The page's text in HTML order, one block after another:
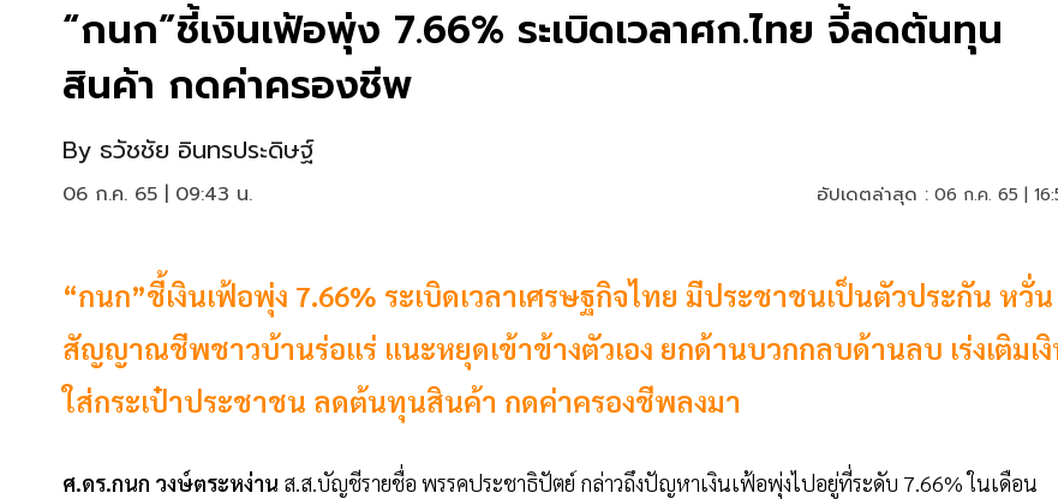
“กนก”ชี้เงินเฟ้อพุ่ง 7.66% ระเบิดเวลาศก.ไทย จี้ลดต้นทุน
สินค้า กดค่าครองชีพ
By ธวัชชัย อินทรประดิษฐ์
06 ก.ค. 65 | 09:43 น. อัปเดตล่าสุด : 06 ก.ค. 65 |
“กนก”ชี้เงินเฟ้อพุ่ง 7.66% ระเบิดเวลาเศรษฐกิจไทย มีประชาชนเป็นตัวประกัน หวั่น
สัญญาณชีพชาวบ้านร่อแร่ แนะหยุดเข้าข้างตัวเอง ยกด้านบวกกลบด้านลบ เร่งเติมเ
ใส่กระเป๋าประชาชน ลดต้นทุนสินค้า กดค่าครองชีพลงมา
ศ.ดร.กนก วงษ์ตระหง่าน ส.ส.บัญชีรายชื่อ พรรคประชาธิปัตย์ กล่าวถึงปัญหาเงินเฟ้อพุ่งไปอยู่ที่ระดับ 7.66% ในเดือน